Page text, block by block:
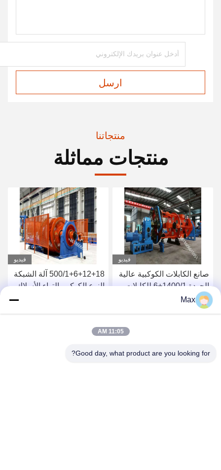
ارسل
منتجاتنا
منتجات مماثلة
فيديو
صانع الكابلات الكوكبية عالية
الجودة 1400/1+6 للكابلات
الكهربائية
فيديو
500/1+6+12+18 آلة الشبكة
النوع الكوكبي التواء الأسلاك
Max
11:05 AM
Good day, what product are you looking for?